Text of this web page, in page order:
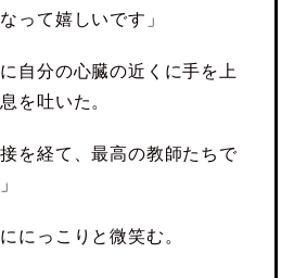
って嬉しいです」
自分の心臓の近くに手を上
を吐いた。
を経て、最高の教師たちで
にっこりと微笑む。